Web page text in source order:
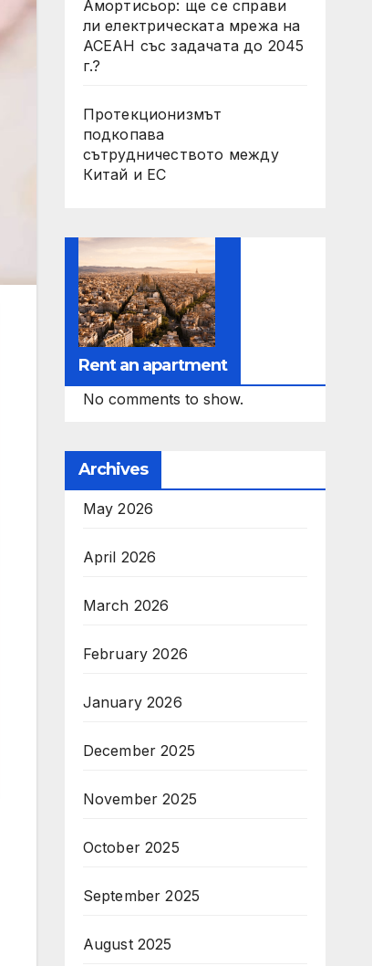
Амортисьор: ще се справи
ли електрическата мрежа на
АСЕАН със задачата до 2045
г.?
Протекционизмът
подкопава
сътрудничеството между
Китай и ЕС
Rent an apartment
No comments to show.
Archives
May 2026
April 2026
March 2026
February 2026
January 2026
December 2025
November 2025
October 2025
September 2025
August 2025